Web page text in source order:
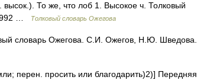
То же, что лоб 1. Высокое ч. Толковый
…
Толковый словарь Ожегова
словарь Ожегова. С.И. Ожегов, Н.Ю. Шведова.
перен. просить или благодарить)2)] Передняя